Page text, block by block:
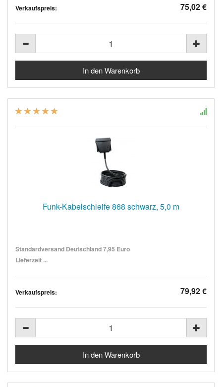
Verkaufspreis: 75,02 €
Funk-Kabelschleife 868 schwarz, 5,0 m
Standardversand Deutschland 7,95 Euro
Lieferzeit ...
Verkaufspreis: 79,92 €